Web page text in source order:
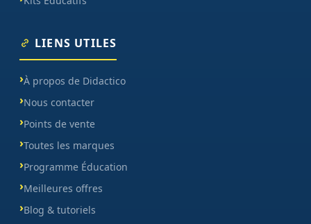
LIENS UTILES
À propos de Didactico
Nous contacter
Points de vente
Toutes les marques
Programme Éducation
Meilleures offres
Blog & tutoriels